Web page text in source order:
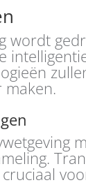
wordt
maken.